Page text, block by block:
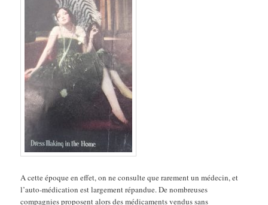
A cette époque en effet, on ne consulte que rarement un médecin, et
l’auto-médication est largement répandue. De nombreuses
compagnies proposent alors des médicaments vendus sans